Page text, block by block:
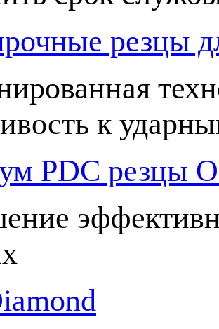
резцы
к
PDC резцы